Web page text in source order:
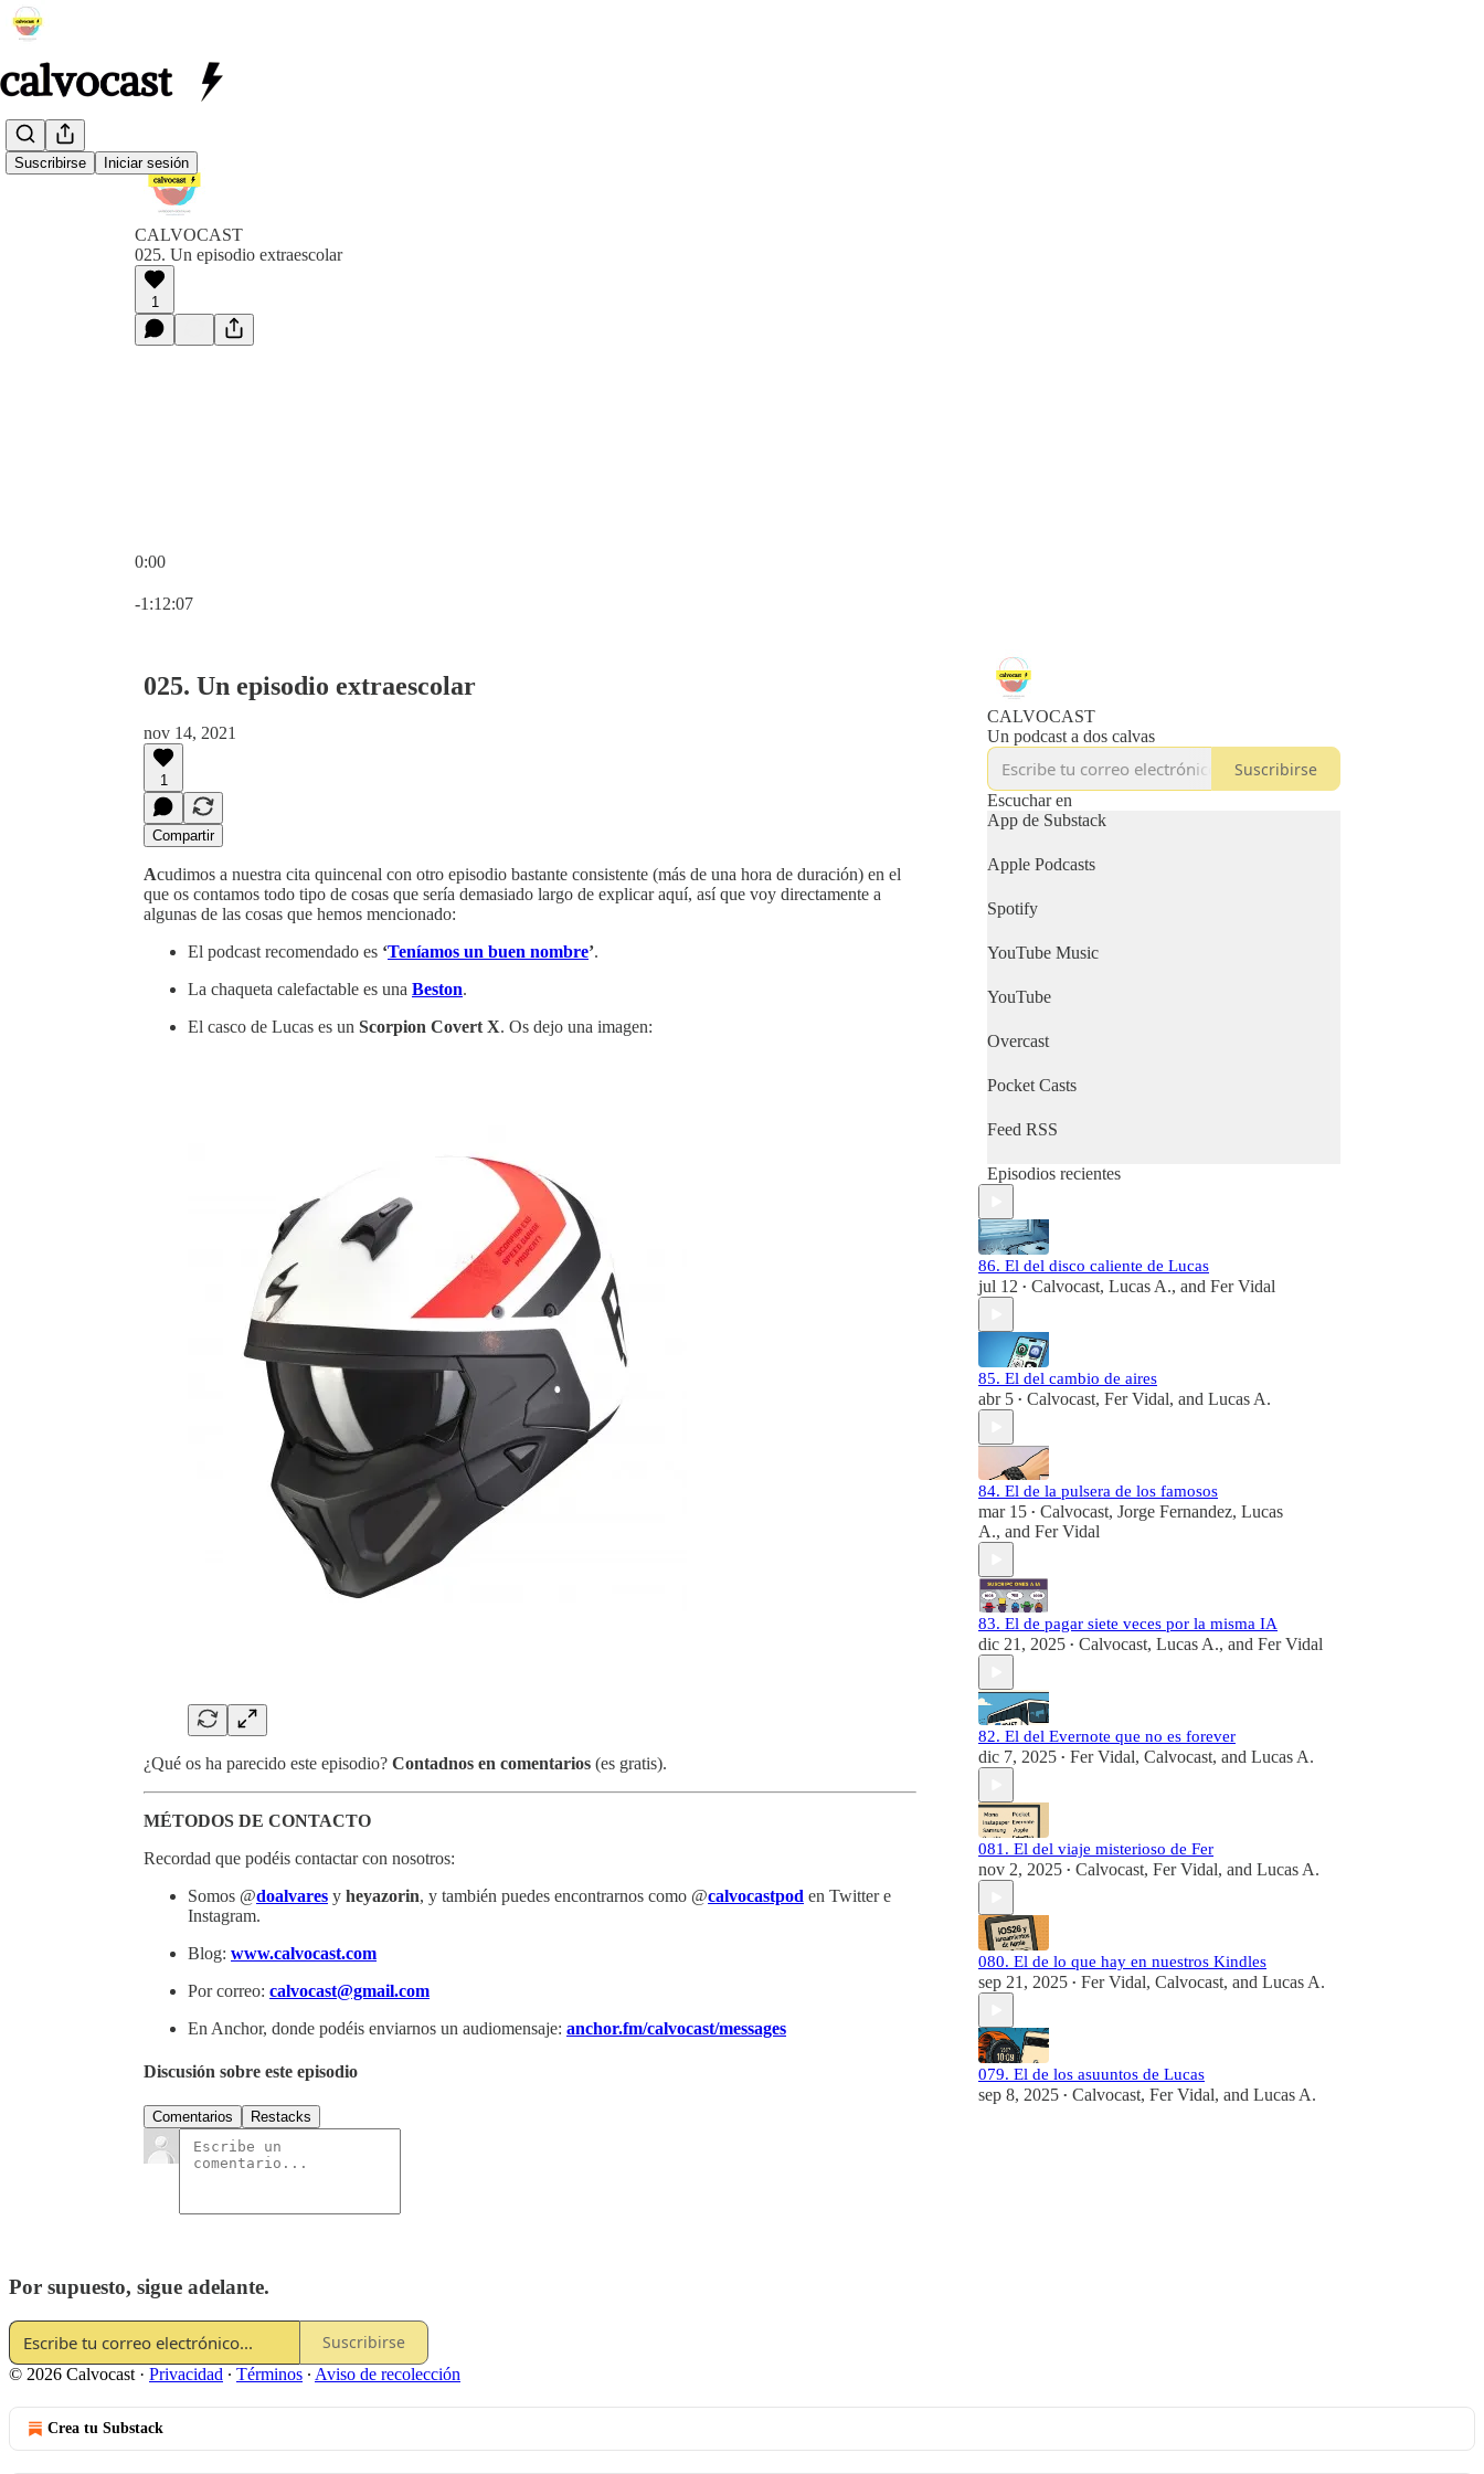
Suscribirse Iniciar sesión
CALVOCAST
025. Un episodio extraescolar
1
0:00
-1:12:07
025. Un episodio extraescolar
nov 14, 2021
1
Compartir
Acudimos a nuestra cita quincenal con otro episodio bastante consistente (más de una hora de duración) en el
que os contamos todo tipo de cosas que sería demasiado largo de explicar aquí, así que voy directamente a
algunas de las cosas que hemos mencionado:
El podcast recomendado es ‘Teníamos un buen nombre’.
La chaqueta calefactable es una Beston.
El casco de Lucas es un Scorpion Covert X. Os dejo una imagen:
¿Qué os ha parecido este episodio? Contadnos en comentarios (es gratis).
MÉTODOS DE CONTACTO
Recordad que podéis contactar con nosotros:
Somos @doalvares y heyazorin, y también puedes encontrarnos como @calvocastpod en Twitter e
Instagram.
Blog: www.calvocast.com
Por correo: calvocast@gmail.com
En Anchor, donde podéis enviarnos un audiomensaje: anchor.fm/calvocast/messages
Discusión sobre este episodio
Comentarios Restacks
CALVOCAST
Un podcast a dos calvas
Suscribirse
Escuchar en
App de Substack
Apple Podcasts
Spotify
YouTube Music
YouTube
Overcast
Pocket Casts
Feed RSS
Episodios recientes
86. El del disco caliente de Lucas
jul 12 • Calvocast, Lucas A., and Fer Vidal
85. El del cambio de aires
abr 5 • Calvocast, Fer Vidal, and Lucas A.
84. El de la pulsera de los famosos
mar 15 • Calvocast, Jorge Fernandez, Lucas
A., and Fer Vidal
83. El de pagar siete veces por la misma IA
dic 21, 2025 • Calvocast, Lucas A., and Fer Vidal
82. El del Evernote que no es forever
dic 7, 2025 • Fer Vidal, Calvocast, and Lucas A.
081. El del viaje misterioso de Fer
nov 2, 2025 • Calvocast, Fer Vidal, and Lucas A.
080. El de lo que hay en nuestros Kindles
sep 21, 2025 • Fer Vidal, Calvocast, and Lucas A.
079. El de los asuuntos de Lucas
sep 8, 2025 • Calvocast, Fer Vidal, and Lucas A.
Por supuesto, sigue adelante.
Suscribirse
© 2026 Calvocast · Privacidad ∙ Términos ∙ Aviso de recolección
Crea tu Substack